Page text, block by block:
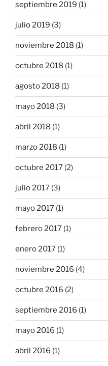
septiembre 2019 (1)
julio 2019 (3)
noviembre 2018 (1)
octubre 2018 (1)
agosto 2018 (1)
mayo 2018 (3)
abril 2018 (1)
marzo 2018 (1)
octubre 2017 (2)
julio 2017 (3)
mayo 2017 (1)
febrero 2017 (1)
enero 2017 (1)
noviembre 2016 (4)
octubre 2016 (2)
septiembre 2016 (1)
mayo 2016 (1)
abril 2016 (1)